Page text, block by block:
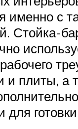
именно с
Стойка-
и плиты, а
для